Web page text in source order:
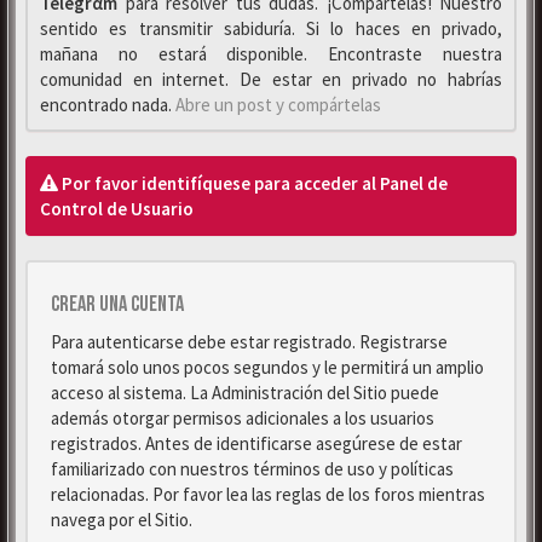
sentido es transmitir sabiduría. Si lo haces en privado,
mañana no estará disponible. Encontraste nuestra
comunidad en internet. De estar en privado no habrías
encontrado nada. Abre un post y compártelas
Por favor identifíquese para acceder al Panel de
Control de Usuario
Crear una cuenta
Para autenticarse debe estar registrado. Registrarse
tomará solo unos pocos segundos y le permitirá un amplio
acceso al sistema. La Administración del Sitio puede
además otorgar permisos adicionales a los usuarios
registrados. Antes de identificarse asegúrese de estar
familiarizado con nuestros términos de uso y políticas
relacionadas. Por favor lea las reglas de los foros mientras
navega por el Sitio.